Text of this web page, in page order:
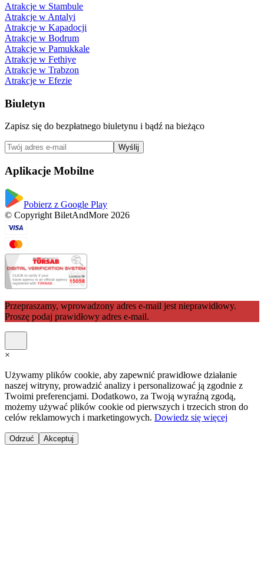
Atrakcje w Stambule
Atrakcje w Antalyi
Atrakcje w Kapadocji
Atrakcje w Bodrum
Atrakcje w Pamukkale
Atrakcje w Fethiye
Atrakcje w Trabzon
Atrakcje w Efezie
Biuletyn
Zapisz się do bezpłatnego biuletynu i bądź na bieżąco
Wyślij
Aplikacje Mobilne
Pobierz z Google Play
© Copyright BiletAndMore 2026
Przepraszamy, wprowadzony adres e-mail jest nieprawidłowy.
Proszę podaj prawidłowy adres e-mail.
×
Używamy plików cookie, aby zapewnić prawidłowe działanie
naszej witryny, prowadzić analizy i personalizować ją zgodnie z
Twoimi preferencjami. Dodatkowo, za Twoją wyraźną zgodą,
możemy używać plików cookie od pierwszych i trzecich stron do
celów reklamowych i marketingowych. Dowiedz się więcej
Odrzuć Akceptuj